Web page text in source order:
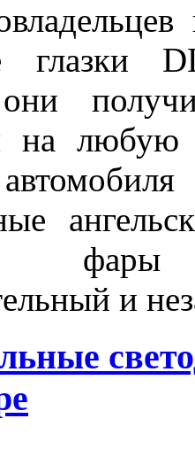
глазки
они
на любую
фары
и